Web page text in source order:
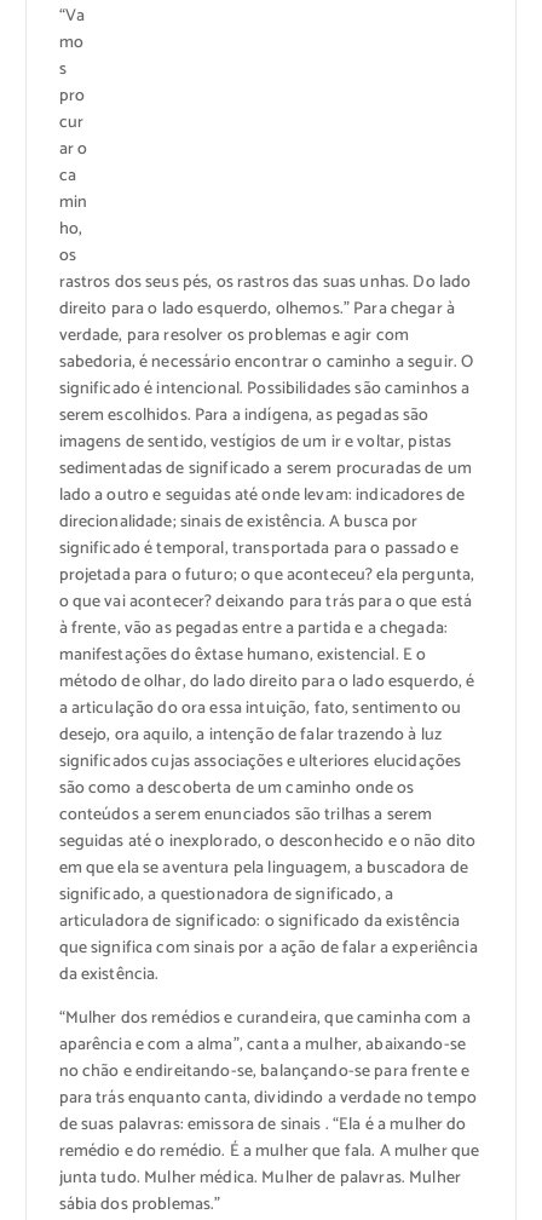
“Va
mo
s
pro
cur
ar o
ca
min
ho,
os
rastros dos seus pés, os rastros das suas unhas. Do lado
direito para o lado esquerdo, olhemos.” Para chegar à
verdade, para resolver os problemas e agir com
sabedoria, é necessário encontrar o caminho a seguir. O
significado é intencional. Possibilidades são caminhos a
serem escolhidos. Para a indígena, as pegadas são
imagens de sentido, vestígios de um ir e voltar, pistas
sedimentadas de significado a serem procuradas de um
lado a outro e seguidas até onde levam: indicadores de
direcionalidade; sinais de existência. A busca por
significado é temporal, transportada para o passado e
projetada para o futuro; o que aconteceu? ela pergunta,
o que vai acontecer? deixando para trás para o que está
à frente, vão as pegadas entre a partida e a chegada:
manifestações do êxtase humano, existencial. E o
método de olhar, do lado direito para o lado esquerdo, é
a articulação do ora essa intuição, fato, sentimento ou
desejo, ora aquilo, a intenção de falar trazendo à luz
significados cujas associações e ulteriores elucidações
são como a descoberta de um caminho onde os
conteúdos a serem enunciados são trilhas a serem
seguidas até o inexplorado, o desconhecido e o não dito
em que ela se aventura pela linguagem, a buscadora de
significado, a questionadora de significado, a
articuladora de significado: o significado da existência
que significa com sinais por a ação de falar a experiência
da existência.
“Mulher dos remédios e curandeira, que caminha com a
aparência e com a alma”, canta a mulher, abaixando-se
no chão e endireitando-se, balançando-se para frente e
para trás enquanto canta, dividindo a verdade no tempo
de suas palavras: emissora de sinais . “Ela é a mulher do
remédio e do remédio. É a mulher que fala. A mulher que
junta tudo. Mulher médica. Mulher de palavras. Mulher
sábia dos problemas.”